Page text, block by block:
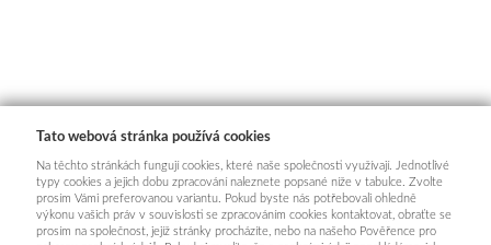
Tato webová stránka používá cookies
Na těchto stránkách fungují cookies, které naše společnosti využívají. Jednotlivé
typy cookies a jejich dobu zpracování naleznete popsané níže v tabulce. Zvolte
prosím Vámi preferovanou variantu. Pokud byste nás potřebovali ohledně
výkonu vašich práv v souvislosti se zpracováním cookies kontaktovat, obraťte se
prosím na společnost, jejíž stránky procházíte, nebo na našeho Pověřence pro